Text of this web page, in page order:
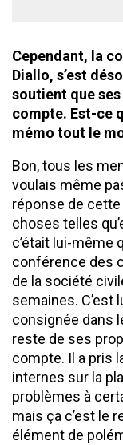
Cependant, la
Diallo, s’est
soutient que
compte. Est-ce
mémo tout le
Bon, tous les
voulais même
réponse de
choses telles
c’était lui-même
conférence des
de la société
semaines. C’est
consignée dans
reste de ses
compte. Il a pris
internes sur la
problèmes à
mais ça c’est le
élément de